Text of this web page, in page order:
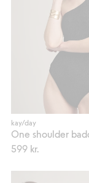
kay/day
One shoulder
599 kr.